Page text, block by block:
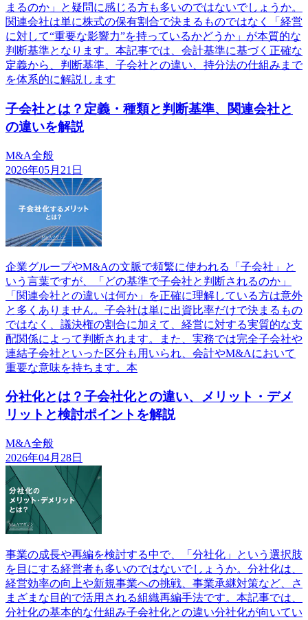
まるのか」と疑問に感じる方も多いのではないでしょうか。
関連会社は単に株式の保有割合で決まるものではなく「経営
に対して“重要な影響力”を持っているかどうか」が本質的な
判断基準となります。本記事では、会計基準に基づく正確な
定義から、判断基準、子会社との違い、持分法の仕組みまで
を体系的に解説します
子会社とは？定義・種類と判断基準、関連会社と
の違いを解説
M&A全般
2026年05月21日
企業グループやM&Aの文脈で頻繁に使われる「子会社」と
いう言葉ですが、「どの基準で子会社と判断されるのか」
「関連会社との違いは何か」を正確に理解している方は意外
と多くありません。子会社は単に出資比率だけで決まるもの
ではなく、議決権の割合に加えて、経営に対する実質的な支
配関係によって判断されます。また、実務では完全子会社や
連結子会社といった区分も用いられ、会計やM&Aにおいて
重要な意味を持ちます。本
分社化とは？子会社化との違い、メリット・デメ
リットと検討ポイントを解説
M&A全般
2026年04月28日
事業の成長や再編を検討する中で、「分社化」という選択肢
を目にする経営者も多いのではないでしょうか。分社化は、
経営効率の向上や新規事業への挑戦、事業承継対策など、さ
まざまな目的で活用される組織再編手法です。本記事では、
分社化の基本的な仕組み子会社化との違い分社化が向いてい